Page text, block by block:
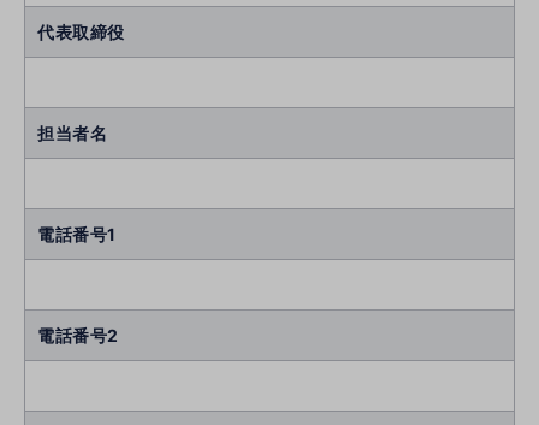
代表取締役
担当者名
電話番号1
電話番号2